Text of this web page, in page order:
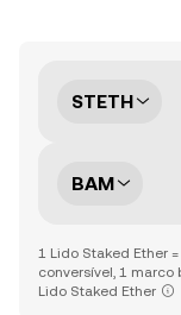
STETH
BAM
1 Lido Staked Ether
conversível, 1 marco
Lido Staked Ether